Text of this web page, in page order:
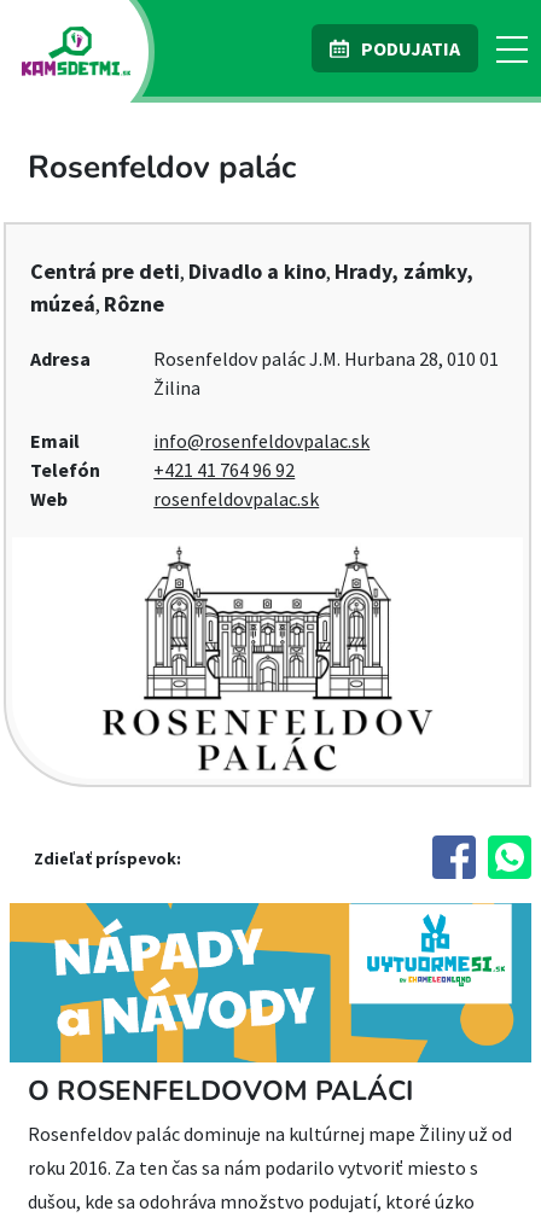
PODUJATIA
Rosenfeldov palác
Centrá pre deti, Divadlo a kino, Hrady, zámky,
múzeá, Rôzne
Adresa
Rosenfeldov palác J.M. Hurbana 28, 010 01
Žilina
Email
info@rosenfeldovpalac.sk
Telefón
+421 41 764 96 92
Web
rosenfeldovpalac.sk
Zdieľať príspevok:
O ROSENFELDOVOM PALÁCI
Rosenfeldov palác dominuje na kultúrnej mape Žiliny už od
roku 2016. Za ten čas sa nám podarilo vytvoriť miesto s
dušou, kde sa odohráva množstvo podujatí, ktoré úzko